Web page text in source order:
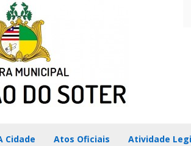
Cidade Atos Oficiais Atividade